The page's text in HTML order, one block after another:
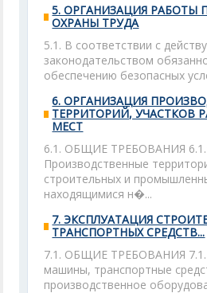
5. ОРГАНИЗАЦИЯ РАБОТЫ
ОХРАНЫ ТРУДА
5.1. В соответствии с
законодательством
обеспечению безопасных
6. ОРГАНИЗАЦИЯ
ТЕРРИТОРИЙ, УЧАСТКОВ
МЕСТ
6.1. ОБЩИЕ ТРЕБОВАНИЯ
Производственные
строительных и
находящимися н�...
7. ЭКСПЛУАТАЦИЯ
ТРАНСПОРТНЫХ СРЕДСТВ...
7.1. ОБЩИЕ ТРЕБОВАНИЯ
машины, транспортные
производственное